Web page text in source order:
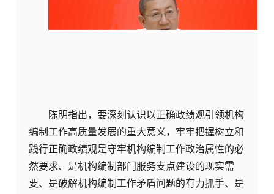
陈明指出，要深刻认识以正确政绩观引领机构
编制工作高质量发展的重大意义，牢牢把握树立和
践行正确政绩观是守牢机构编制工作政治属性的必
然要求、是机构编制部门服务支点建设的现实需
要、是破解机构编制工作矛盾问题的有力抓手、是